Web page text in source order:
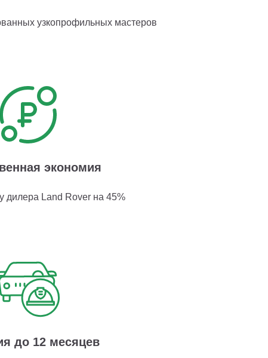
узкопрофильных мастеров
экономия
дилера Land Rover на 45%
до 12 месяцев